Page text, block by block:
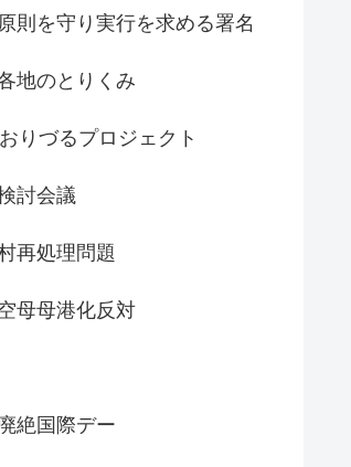
則を守り実行を求める署名
地のとりくみ
りづるプロジェクト
討会議
再処理問題
母母港化反対
絶国際デー